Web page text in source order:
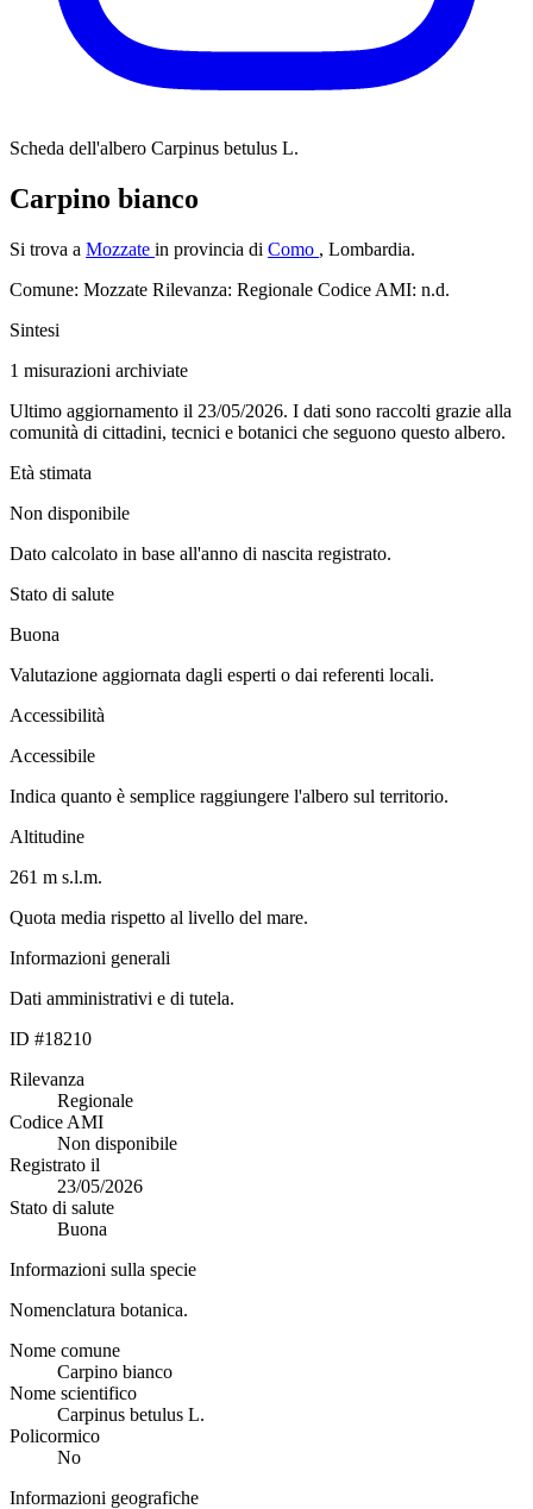
Scheda dell'albero Carpinus betulus L.
Carpino bianco
Si trova a Mozzate in provincia di Como , Lombardia.
Comune: Mozzate Rilevanza: Regionale Codice AMI: n.d.
Sintesi
1 misurazioni archiviate
Ultimo aggiornamento il 23/05/2026. I dati sono raccolti grazie alla
comunità di cittadini, tecnici e botanici che seguono questo albero.
Età stimata
Non disponibile
Dato calcolato in base all'anno di nascita registrato.
Stato di salute
Buona
Valutazione aggiornata dagli esperti o dai referenti locali.
Accessibilità
Accessibile
Indica quanto è semplice raggiungere l'albero sul territorio.
Altitudine
261 m s.l.m.
Quota media rispetto al livello del mare.
Informazioni generali
Dati amministrativi e di tutela.
ID #18210
Rilevanza
Regionale
Codice AMI
Non disponibile
Registrato il
23/05/2026
Stato di salute
Buona
Informazioni sulla specie
Nomenclatura botanica.
Nome comune
Carpino bianco
Nome scientifico
Carpinus betulus L.
Policormico
No
Informazioni geografiche